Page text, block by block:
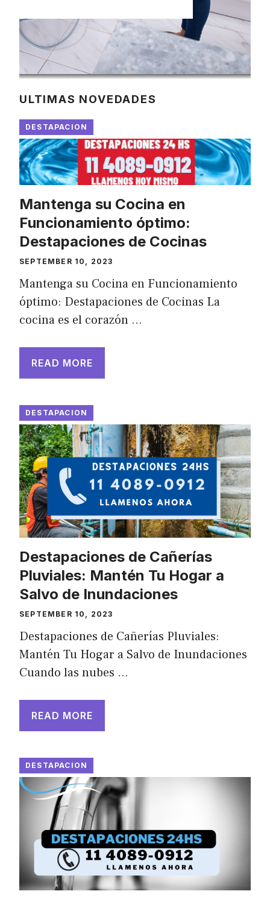
ULTIMAS NOVEDADES
DESTAPACION
Mantenga su Cocina en
Funcionamiento óptimo:
Destapaciones de Cocinas
SEPTEMBER 10, 2023
Mantenga su Cocina en Funcionamiento
óptimo: Destapaciones de Cocinas La
cocina es el corazón …
READ MORE
DESTAPACION
Destapaciones de Cañerías
Pluviales: Mantén Tu Hogar a
Salvo de Inundaciones
SEPTEMBER 10, 2023
Destapaciones de Cañerías Pluviales:
Mantén Tu Hogar a Salvo de Inundaciones
Cuando las nubes …
READ MORE
DESTAPACION